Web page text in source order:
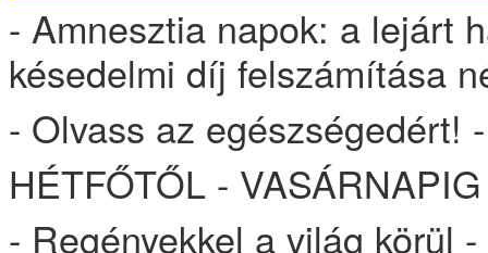
- Amnesztia napok: a lejárt
késedelmi díj felszámítása
- Olvass az egészségedért!
HÉTFŐTŐL -
- Regényekkel a világ körül